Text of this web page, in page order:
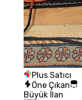
Plus Satıcı
Öne Çıkan
Büyük İlan